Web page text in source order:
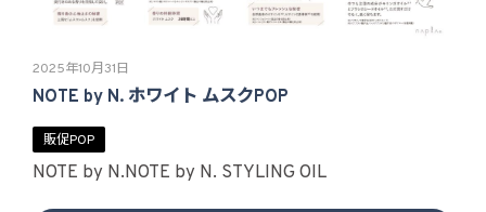
2025年10月31日
NOTE by N. ホワイト ムスクPOP
販促POP
NOTE by N.NOTE by N. STYLING OIL